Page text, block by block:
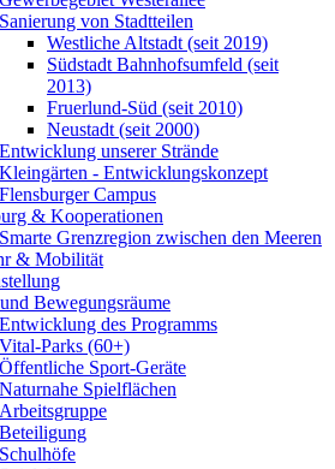
Sanierung von Stadtteilen
Westliche Altstadt (seit 2019)
Südstadt Bahnhofsumfeld (seit
2013)
Fruerlund-Süd (seit 2010)
Neustadt (seit 2000)
Entwicklung unserer Strände
Kleingärten - Entwicklungskonzept
Flensburger Campus
& Kooperationen
Smarte Grenzregion zwischen den Meeren
& Mobilität
Bewegungsräume
Entwicklung des Programms
Vital-Parks (60+)
Öffentliche Sport-Geräte
Naturnahe Spielflächen
Arbeitsgruppe
Beteiligung
Schulhöfe